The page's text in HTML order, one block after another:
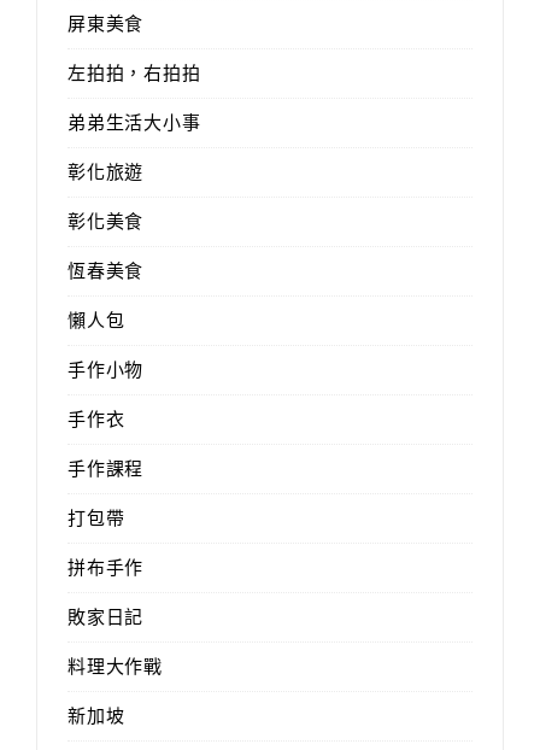
屏東美食
左拍拍，右拍拍
弟弟生活大小事
彰化旅遊
彰化美食
恆春美食
懶人包
手作小物
手作衣
手作課程
打包帶
拼布手作
敗家日記
料理大作戰
新加坡